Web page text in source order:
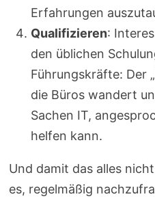
Erfahrungen
Qualifizieren:
den üblichen
Führungskräfte: Der
die Büros wandert
Sachen IT,
helfen kann.
Und damit das alles
es, regelmäßig